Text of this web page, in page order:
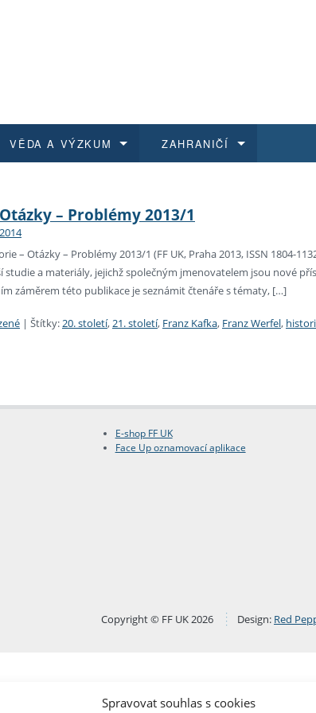
Spravovat souhlas s cookies
dokumenty
pro zaměstnance
a jak se přihlásit
programy
průběhu přijímacího řízení
magisterské studium
VĚDA A VÝZKUM
na FF UK
kvalifikace
ZAHRANIČÍ
a výběrová řízení
– Problémy 2013/1
– Otázky – Problémy 2013/1 (FF UK, Praha 2013, ISSN 1804-
studie a materiály, jejichž společným jmenovatelem jsou nové
záměrem této publikace je seznámit čtenáře s tématy, […]
| Štítky:20. století,21. století, Franz Kafka, Franz Werfel,
E-shop FF UK
Face Up oznamovací aplikace
Copyright © FF UK 2026 Design: Red